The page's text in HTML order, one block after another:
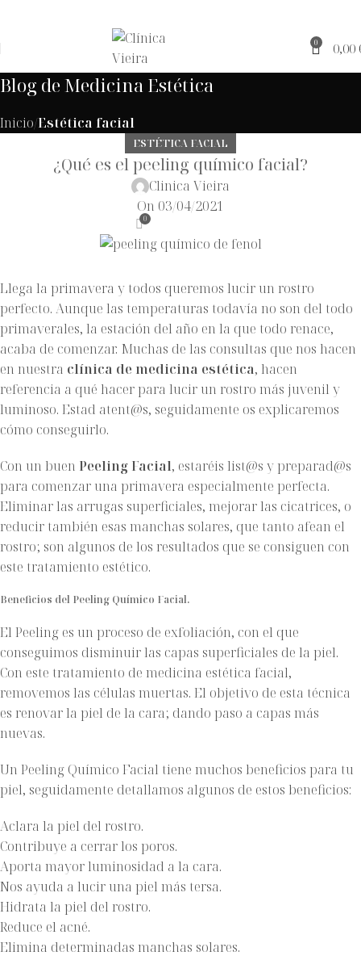
0 0,00
Blog de Medicina Estética
Inicio Estética facial
ESTÉTICA FACIAL
¿Qué es el peeling químico facial?
Clinica Vieira
On 03/04/2021
0
Llega la primavera y todos queremos lucir un rostro
perfecto. Aunque las temperaturas todavía no son del todo
primaverales, la estación del año en la que todo renace,
acaba de comenzar. Muchas de las consultas que nos hacen
en nuestra clínica de medicina estética, hacen
referencia a qué hacer para lucir un rostro más juvenil y
luminoso. Estad atent@s, seguidamente os explicaremos
cómo conseguirlo.
Con un buen Peeling Facial, estaréis list@s y preparad@s
para comenzar una primavera especialmente perfecta.
Eliminar las arrugas superficiales, mejorar las cicatrices, o
reducir también esas manchas solares, que tanto afean el
rostro; son algunos de los resultados que se consiguen con
este tratamiento estético.
Beneficios del Peeling Químico Facial.
El Peeling es un proceso de exfoliación, con el que
conseguimos disminuir las capas superficiales de la piel.
Con este tratamiento de medicina estética facial,
removemos las células muertas. El objetivo de esta técnica
es renovar la piel de la cara; dando paso a capas más
nuevas.
Un Peeling Químico Facial tiene muchos beneficios para tu
piel, seguidamente detallamos algunos de estos beneficios:
Aclara la piel del rostro.
Contribuye a cerrar los poros.
Aporta mayor luminosidad a la cara.
Nos ayuda a lucir una piel más tersa.
Hidrata la piel del rostro.
Reduce el acné.
Elimina determinadas manchas solares.